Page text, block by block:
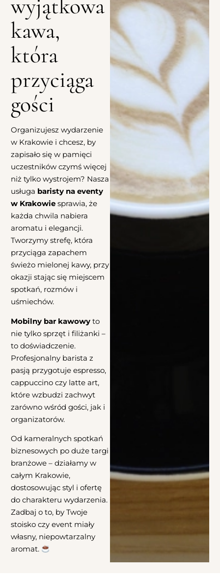
wyjątkowa
kawa,
która
przyciąga
gości
Organizujesz wydarzenie
w Krakowie i chcesz, by
zapisało się w pamięci
uczestników czymś więcej
niż tylko wystrojem? Nasza
usługa baristy na eventy
w Krakowie sprawia, że
każda chwila nabiera
aromatu i elegancji.
Tworzymy strefę, która
przyciąga zapachem
świeżo mielonej kawy, przy
okazji stając się miejscem
spotkań, rozmów i
uśmiechów.
Mobilny bar kawowy to
nie tylko sprzęt i filiżanki –
to doświadczenie.
Profesjonalny barista z
pasją przygotuje espresso,
cappuccino czy latte art,
które wzbudzi zachwyt
zarówno wśród gości, jak i
organizatorów.
Od kameralnych spotkań
biznesowych po duże targi
branżowe – działamy w
całym Krakowie,
dostosowując styl i ofertę
do charakteru wydarzenia.
Zadbaj o to, by Twoje
stoisko czy event miały
własny, niepowtarzalny
aromat.